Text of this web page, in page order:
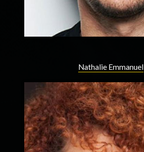
Nathalie Emmanuel